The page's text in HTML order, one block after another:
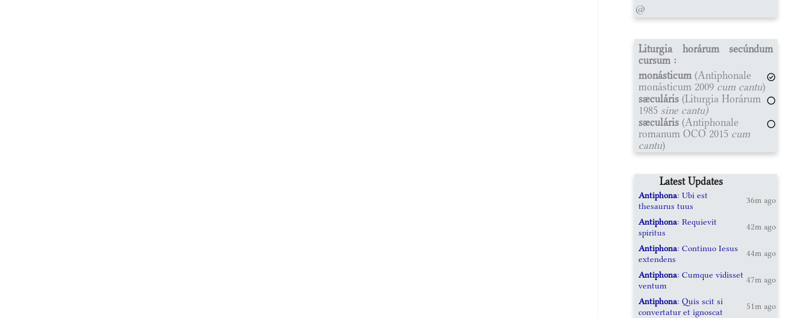
@
Liturgia horárum secúndum
cursum :
monásticum (Antiphonale
monásticum 2009 cum cantu)
sæculáris (Liturgia Horárum
1985 sine cantu)
sæculáris (Antiphonale
romanum OCO 2015 cum
cantu)
Latest Updates
Antiphona: Ubi est
thesaurus tuus
36m ago
Antiphona: Requievit
spiritus
42m ago
Antiphona: Continuo Iesus
extendens
44m ago
Antiphona: Cumque vidisset
ventum
47m ago
Antiphona: Quis scit si
convertatur et ignoscat
51m ago